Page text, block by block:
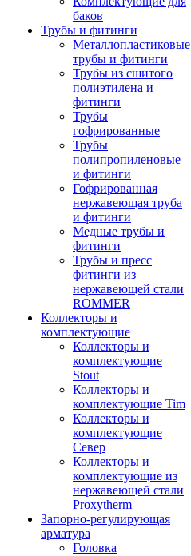
баков
Трубы и фитинги
Металлопластиковые
трубы и фитинги
Трубы из сшитого
полиэтилена и
фитинги
Трубы
гофрированные
Трубы
полипропиленовые
и фитинги
Гофрированная
нержавеющая труба
и фитинги
Медные трубы и
фитинги
Трубы и пресс
фитинги из
нержавеющей стали
ROMMER
Коллекторы и
комплектующие
Коллекторы и
комплектующие
Stout
Коллекторы и
комплектующие Tim
Коллекторы и
комплектующие
Север
Коллекторы и
комплектующие из
нержавеющей стали
Proxytherm
Запорно-регулирующая
арматура
Головка